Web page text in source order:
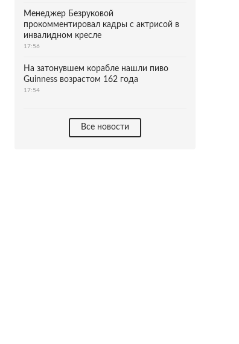
Менеджер Безруковой
прокомментировал кадры с актрисой в
инвалидном кресле
17:56
На затонувшем корабле нашли пиво
Guinness возрастом 162 года
17:54
Все новости